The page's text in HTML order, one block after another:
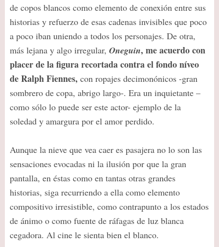
de copos blancos como elemento de conexión entre sus
historias y refuerzo de esas cadenas invisibles que poco
a poco iban uniendo a todos los personajes. De otra,
más lejana y algo irregular, Oneguin, me acuerdo con
placer de la figura recortada contra el fondo níveo
de Ralph Fiennes, con ropajes decimonónicos -gran
sombrero de copa, abrigo largo-. Era un inquietante –
como sólo lo puede ser este actor- ejemplo de la
soledad y amargura por el amor perdido.
Aunque la nieve que vea caer es pasajera no lo son las
sensaciones evocadas ni la ilusión por que la gran
pantalla, en éstas como en tantas otras grandes
historias, siga recurriendo a ella como elemento
compositivo irresistible, como contrapunto a los estados
de ánimo o como fuente de ráfagas de luz blanca
cegadora. Al cine le sienta bien el blanco.